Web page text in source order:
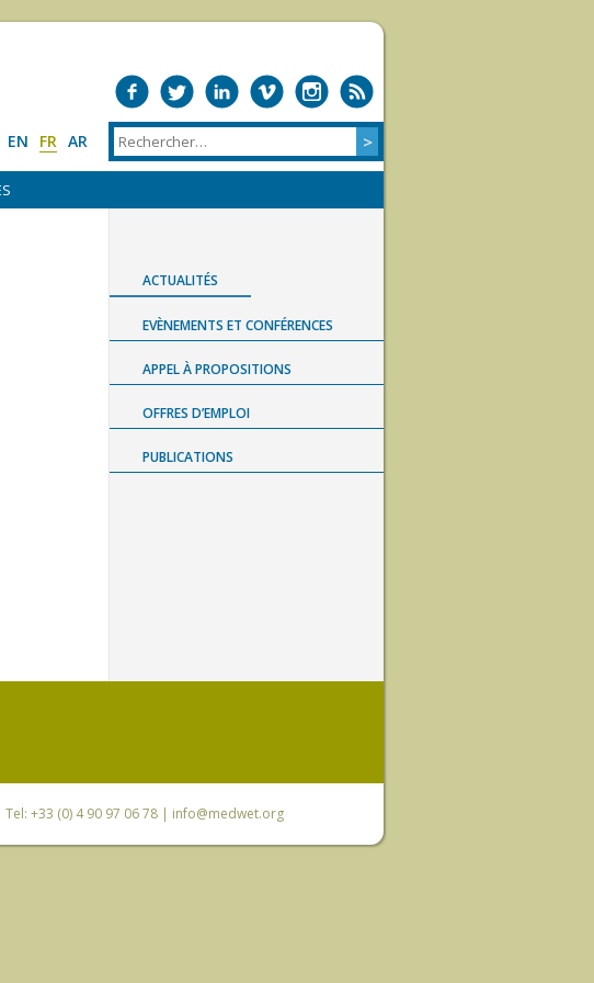
EN FR AR
ACTUALITÉS
EVÈNEMENTS ET CONFÉRENCES
APPEL À PROPOSITIONS
OFFRES D’EMPLOI
PUBLICATIONS
+33 (0) 4 90 97 06 78 | info@medwet.org